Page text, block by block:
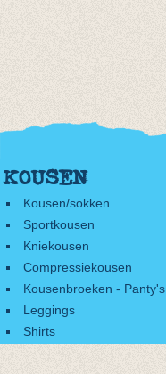
KOUSEN
Kousen/sokken
Sportkousen
Kniekousen
Compressiekousen
Kousenbroeken - Panty's
Leggings
Shirts